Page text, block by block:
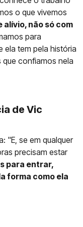
o que vivemos
alívio, não só com
para
ela tem pela história
que confiamos nela
de Vic
"E, se em qualquer
precisam estar
para entrar,
forma como ela